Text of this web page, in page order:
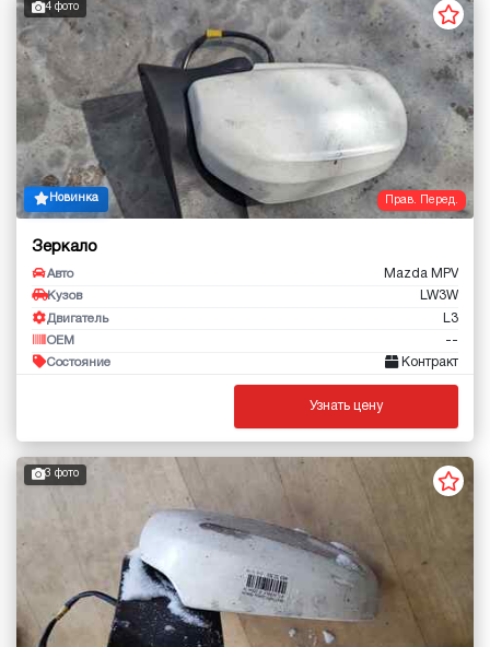
Прав. Перед.
4 фото
Новинка
Зеркало
Авто Mazda MPV
Кузов LW3W
Двигатель L3
OEM --
Состояние Контракт
Узнать цену
3 фото